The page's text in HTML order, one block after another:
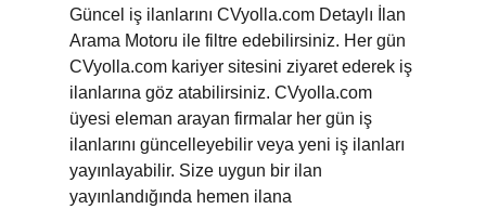
Güncel iş ilanlarını CVyolla.com Detaylı İlan
Arama Motoru ile filtre edebilirsiniz. Her gün
CVyolla.com kariyer sitesini ziyaret ederek iş
ilanlarına göz atabilirsiniz. CVyolla.com
üyesi eleman arayan firmalar her gün iş
ilanlarını güncelleyebilir veya yeni iş ilanları
yayınlayabilir. Size uygun bir ilan
yayınlandığında hemen ilana